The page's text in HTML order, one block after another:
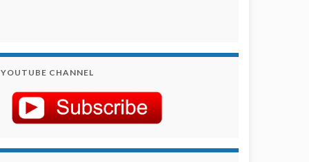
YOUTUBE CHANNEL